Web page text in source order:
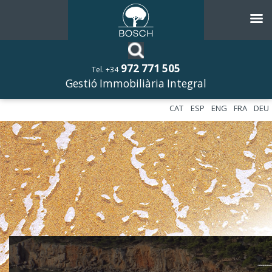
Tel. +34 972 771 505
Gestió Immobiliària Integral
DEU
FRA
ENG
ESP
CAT